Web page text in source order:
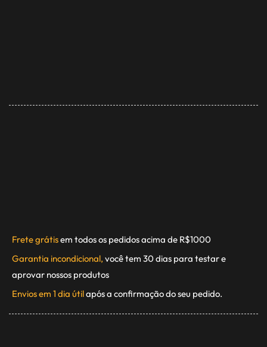
Frete grátisem todos os pedidos acima de R$1000
Garantia incondicional, você tem 30 dias para testar e
aprovar nossos produtos
Envios em 1 dia útilapós a confirmação do seu pedido.